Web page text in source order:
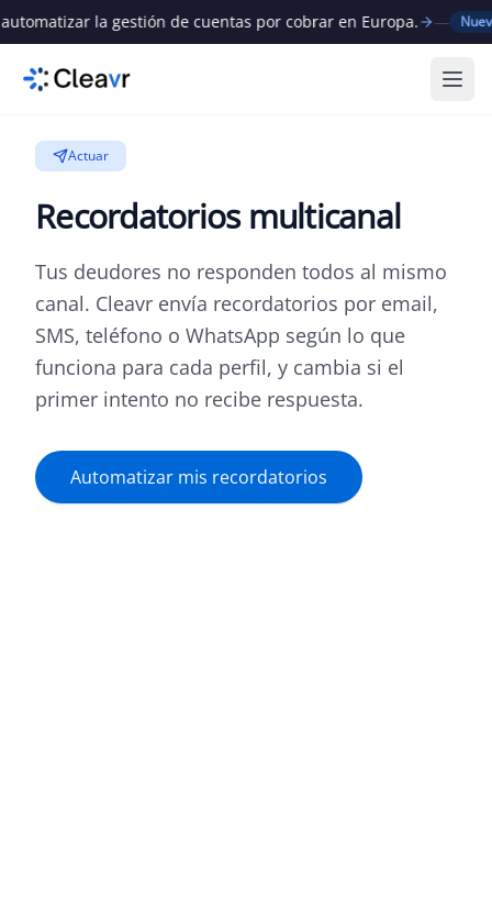
la gestión de cuentas por cobrar en Europa. — Nuevo
Actuar
Recordatorios multicanal
Tus deudores no responden todos al mismo
canal. Cleavr envía recordatorios por email,
SMS, teléfono o WhatsApp según lo que
funciona para cada perfil, y cambia si el
primer intento no recibe respuesta.
Automatizar mis recordatorios